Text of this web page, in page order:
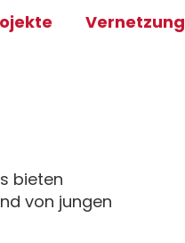
Vernetzung
bieten
von jungen